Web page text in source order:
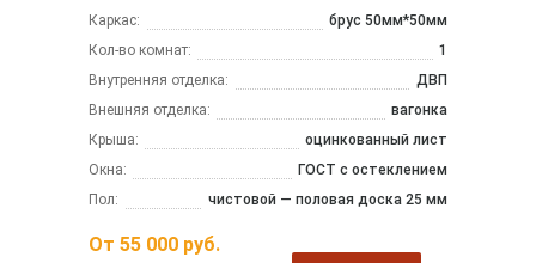
Каркас:
брус 50мм*50мм
Кол-во комнат:
1
Внутренняя отделка:
ДВП
Внешняя отделка:
вагонка
Крыша:
оцинкованный лист
Окна:
ГОСТ с остеклением
Пол:
чистовой — половая доска 25 мм
От 55 000 руб.